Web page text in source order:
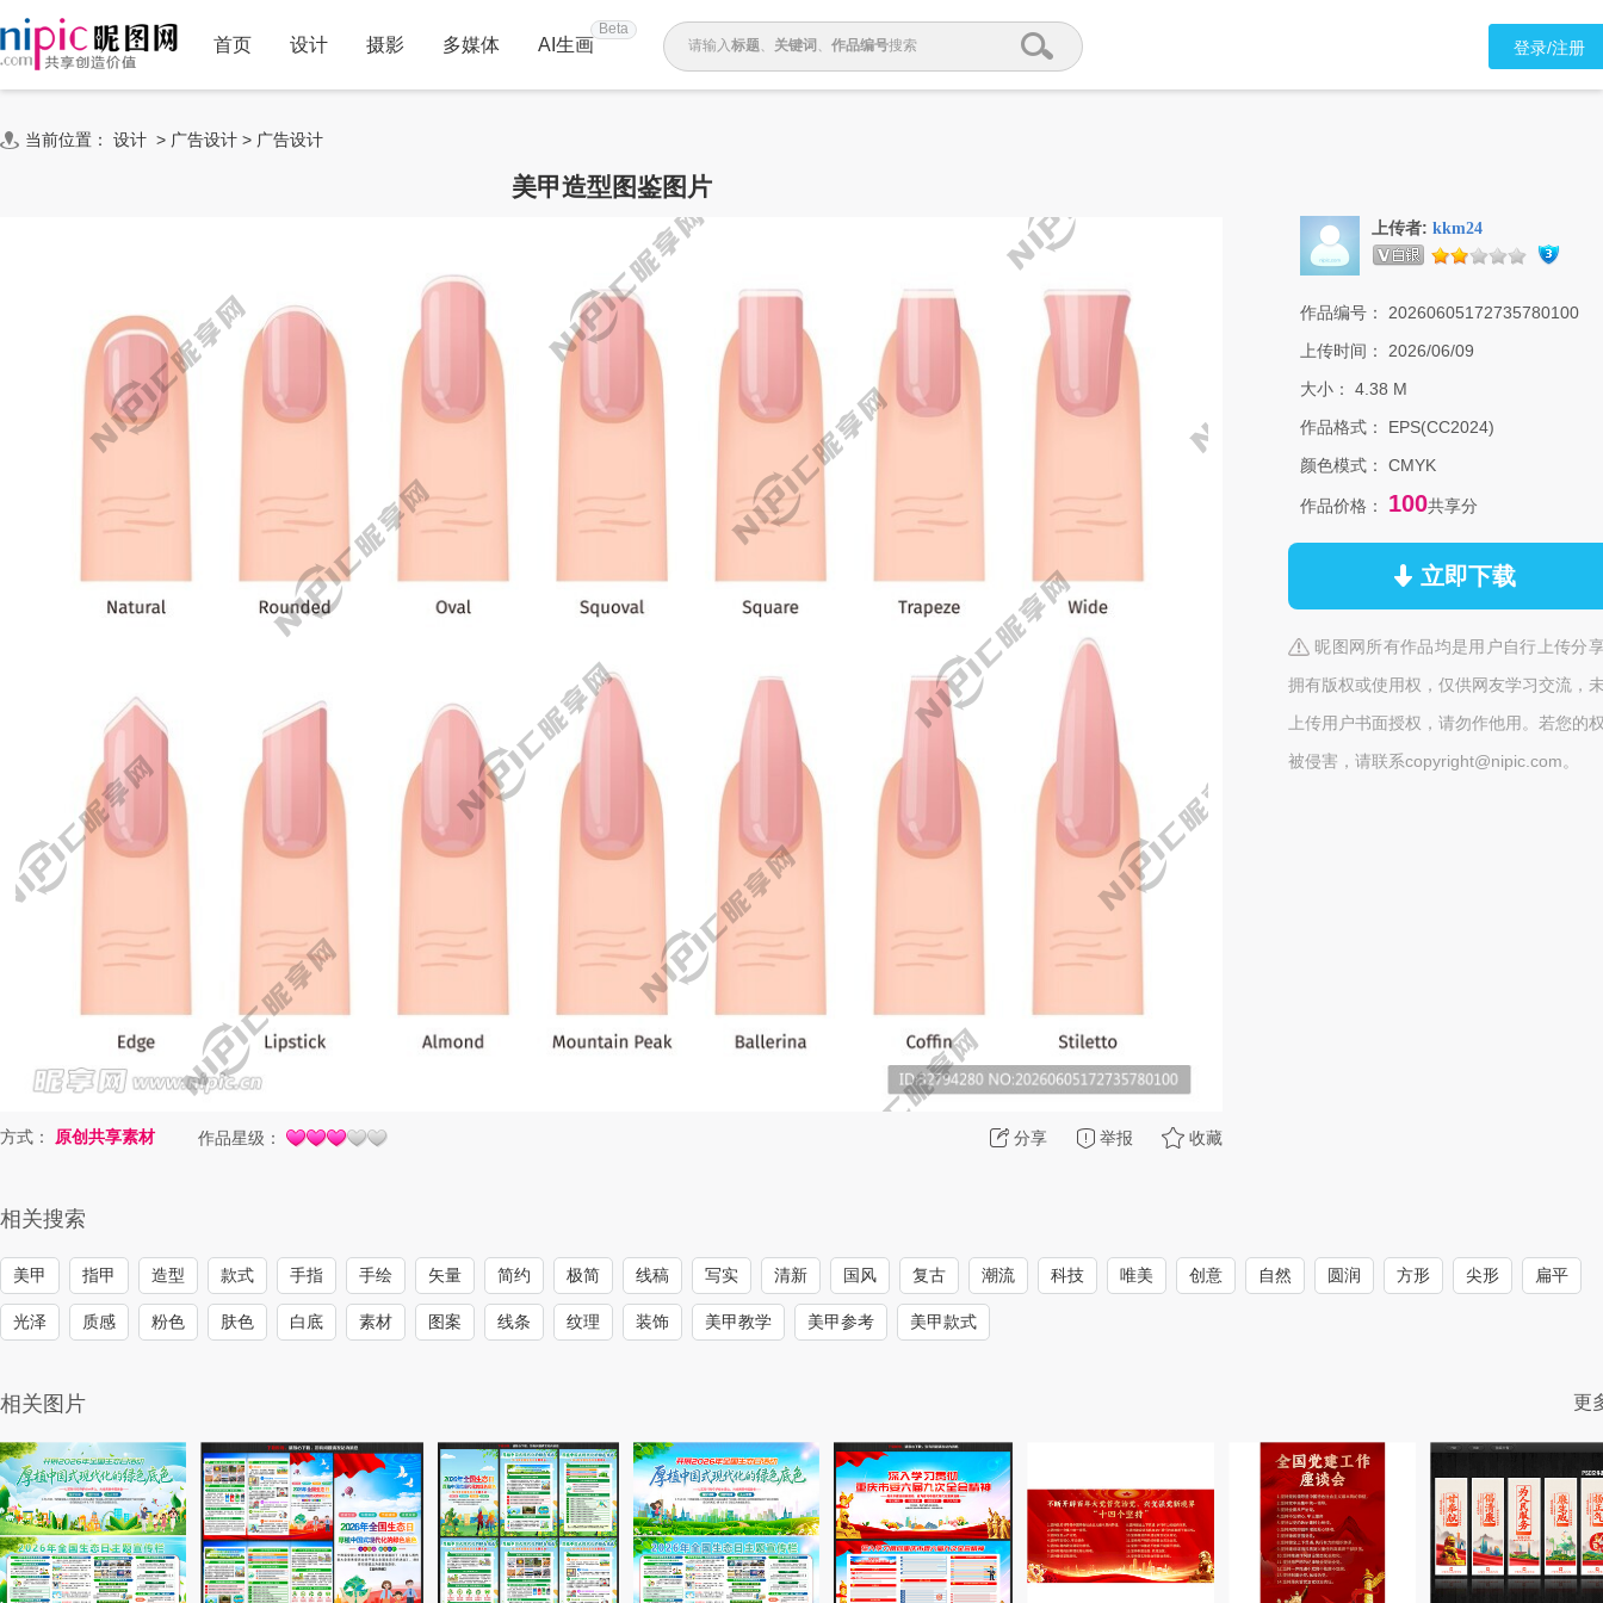
首页 设计 摄影 多媒体 AI生画
Beta
请输入标题、 关键词 、 作品编号搜索 登录/注册
当前位置： 设计 > 广告设计 > 广告设计
美甲造型图鉴图片
分享 举报 收藏
方式： 原创共享素材 作品星级：
上传者: kkm24
作品编号：
20260605172735780100
上传时间：
2026/06/09
大小：
4.38 M
作品格式：
EPS(CC2024)
颜色模式：
CMYK
作品价格： 100共享分
立即下载
昵图网所有作品均是用户自行上传分
拥有版权或使用权，仅供网友学习交流，
上传用户书面授权，请勿作他用。若您的
被侵害，请联系copyright@nipic.com。
相关搜索
美甲 指甲 造型 款式 手指 手绘 矢量 简约 极简 线稿 写实 清新 国风 复古 潮流 科技 唯美 创意 自然 圆润 方形 尖形 扁平
光泽 质感 粉色 肤色 白底 素材 图案 线条 纹理 装饰 美甲教学 美甲参考 美甲款式
相关图片 更